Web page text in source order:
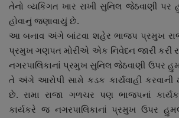
તેનો વ્યકિગત ખાર રાખી સુનિલ જેઠવાણી પર
હોવાનું જણાવાયું છે.
આ બનાવ અંગે બાંટવા શહેર ભાજપ પ્રમુખ રાજુ
પ્રમુખ ગણપત મોરીએ એક નિવેદન જારી કરી
નગરપાલિકાનાં પ્રમુખ સુનિલ જેઠવાણી ઉપર
તે અંગે આરોપી સામે કડક કાર્યવાહી કરવાની
છે. રામા રાજા ગળચર પણ ભાજપનાં
કાર્યકરે જ નગરપાલિકાનાં પ્રમુખ ઉપર